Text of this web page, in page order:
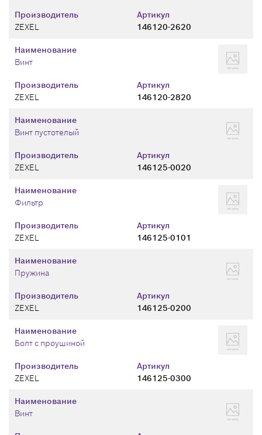
Производитель
ZEXEL
Артикул
146120-2620
Производитель
ZEXEL
Артикул
146120-2820
Наименование
Винт
Производитель
ZEXEL
Артикул
146125-0020
Наименование
Винт пустотелый
Производитель
ZEXEL
Артикул
146125-0101
Наименование
Фильтр
Производитель
ZEXEL
Артикул
146125-0200
Наименование
Пружина
Производитель
ZEXEL
Артикул
146125-0300
Наименование
Болт с проушиной
Наименование
Винт